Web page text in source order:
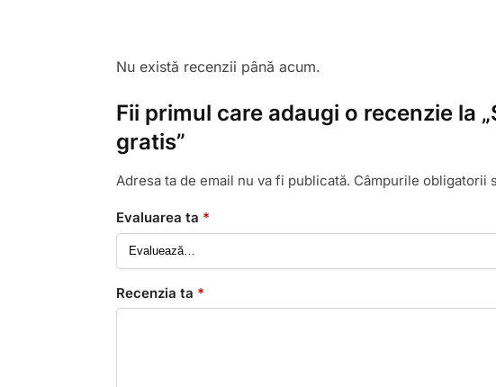
Nu există recenzii până acum.
Fii primul care adaugi o recenzie la
gratis”
Adresa ta de email nu va fi publicată. Câmpurile obligatorii
Evaluarea ta *
Recenzia ta *